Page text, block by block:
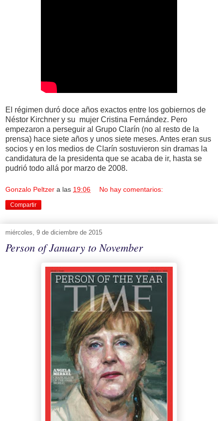
El régimen duró doce años exactos entre los gobiernos de
Néstor Kirchner y su mujer Cristina Fernández. Pero
empezaron a perseguir al Grupo Clarín (no al resto de la
prensa) hace siete años y unos siete meses. Antes eran sus
socios y en los medios de Clarín sostuvieron sin dramas la
candidatura de la presidenta que se acaba de ir, hasta se
pudrió todo allá por marzo de 2008.
Gonzalo Peltzer a las 19:06 No hay comentarios:
Compartir
miércoles, 9 de diciembre de 2015
Person of January to November